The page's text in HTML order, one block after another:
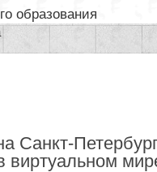
образования
Санкт-
виртуальном